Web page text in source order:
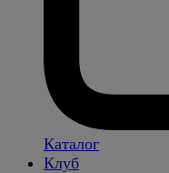
Каталог
Клуб